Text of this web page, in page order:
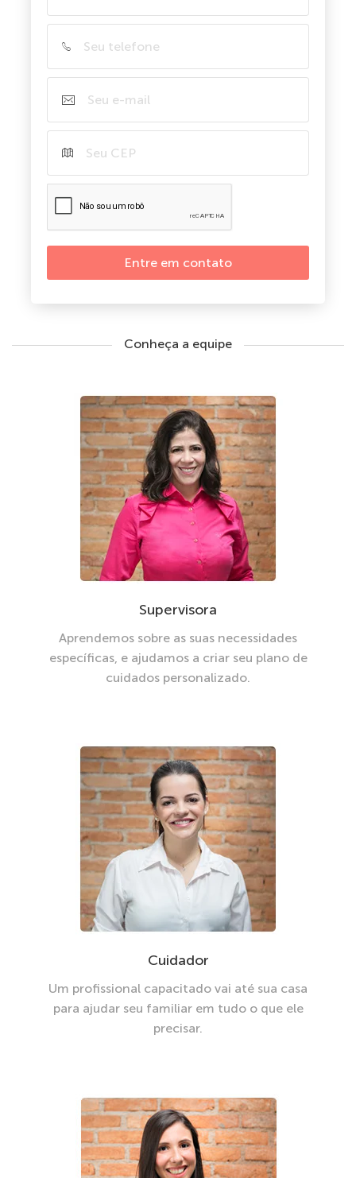
Entre em contato
Conheça a equipe
Supervisora
Aprendemos sobre as suas necessidades
específicas, e ajudamos a criar seu plano de
cuidados personalizado.
Cuidador
Um profissional capacitado vai até sua casa
para ajudar seu familiar em tudo o que ele
precisar.